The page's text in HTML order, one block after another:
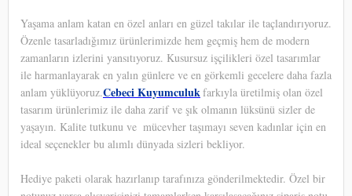
Yaşama anlam katan en özel anları en güzel takılar ile taçlandırıyoruz.
Özenle tasarladığımız ürünlerimizde hem geçmiş hem de modern
zamanların izlerini yansıtıyoruz. Kusursuz işçilikleri özel tasarımlar
ile harmanlayarak en yalın günlere ve en görkemli gecelere daha fazla
anlam yüklüyoruz.Cebeci Kuyumculukfarkıyla üretilmiş olan özel
tasarım ürünlerimiz ile daha zarif ve şık olmanın lüksünü sizler de
yaşayın. Kalite tutkunu ve mücevher taşımayı seven kadınlar için en
ideal seçenekler bu alımlı dünyada sizleri bekliyor.
Hediye paketi olarak hazırlanıp tarafınıza gönderilmektedir. Özel bir